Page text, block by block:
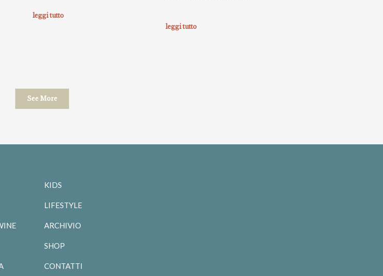
leggi tutto
leggi tutto
See More
KIDS
LIFESTYLE
ARCHIVIO
SHOP
CONTATTI